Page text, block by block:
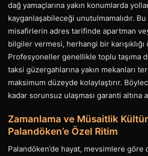
dağ yamaçlarına yakın konumlarda
kayganlaşabileceği unutulmamalıdır.
misafirlerin adres tarifinde apartman
bilgiler vermesi, herhangi bir karışıklığı
Profesyoneller genellikle toplu taşıma
taksi güzergahlarına yakın mekanları
maksimum düzeyde kolaylaştırır.
kadar sorunsuz ulaşması garanti altına
Zamanlama ve Müsaitlik
Palandöken’e Özel Ritim
Palandöken’de hayat, mevsimlere göre